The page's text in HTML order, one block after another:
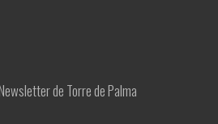
de Torre de Palma